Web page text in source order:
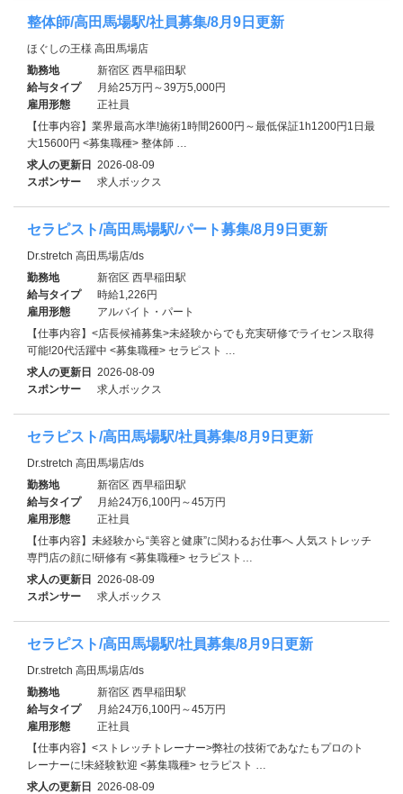
整体師/高田馬場駅/社員募集/8月9日更新
ほぐしの王様 高田馬場店
勤務地
新宿区 西早稲田駅
給与タイプ
月給25万円～39万5,000円
雇用形態
正社員
【仕事内容】業界最高水準!施術1時間2600円～最低保証1h1200円1日最
大15600円 <募集職種> 整体師 …
求人の更新日 2026-08-09
スポンサー
求人ボックス
セラピスト/高田馬場駅/パート募集/8月9日更新
Dr.stretch 高田馬場店/ds
勤務地
新宿区 西早稲田駅
給与タイプ
時給1,226円
雇用形態
アルバイト・パート
【仕事内容】<店長候補募集>未経験からでも充実研修でライセンス取得
可能!20代活躍中 <募集職種> セラピスト …
求人の更新日 2026-08-09
スポンサー
求人ボックス
セラピスト/高田馬場駅/社員募集/8月9日更新
Dr.stretch 高田馬場店/ds
勤務地
新宿区 西早稲田駅
給与タイプ
月給24万6,100円～45万円
雇用形態
正社員
【仕事内容】未経験から“美容と健康”に関わるお仕事へ 人気ストレッチ
専門店の顔に!研修有 <募集職種> セラピスト…
求人の更新日 2026-08-09
スポンサー
求人ボックス
セラピスト/高田馬場駅/社員募集/8月9日更新
Dr.stretch 高田馬場店/ds
勤務地
新宿区 西早稲田駅
給与タイプ
月給24万6,100円～45万円
雇用形態
正社員
【仕事内容】<ストレッチトレーナー>弊社の技術であなたもプロのト
レーナーに!未経験歓迎 <募集職種> セラピスト …
求人の更新日 2026-08-09